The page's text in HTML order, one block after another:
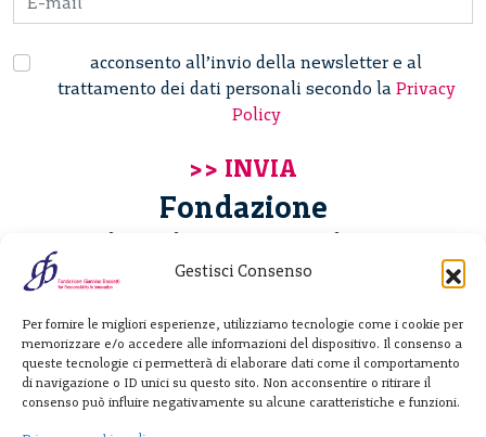
Gestisci Consenso
Per fornire le migliori esperienze, utilizziamo tecnologie come i cookie per
memorizzare e/o accedere alle informazioni del dispositivo. Il consenso a
queste tecnologie ci permetterà di elaborare dati come il comportamento
di navigazione o ID unici su questo sito. Non acconsentire o ritirare il
consenso può influire negativamente su alcune caratteristiche e funzioni.
acconsento all’invio della newsletter e al
trattamento dei dati personali secondo la Privacy
Policy
Fondazione
Giannino Bassetti ETS
20122 Milano - Italia
T. +39 02 781933
F. + 39 02 76392030